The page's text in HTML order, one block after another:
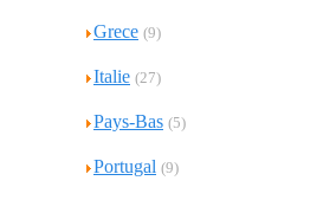
Grece (9)
Italie (27)
Pays-Bas (5)
Portugal (9)